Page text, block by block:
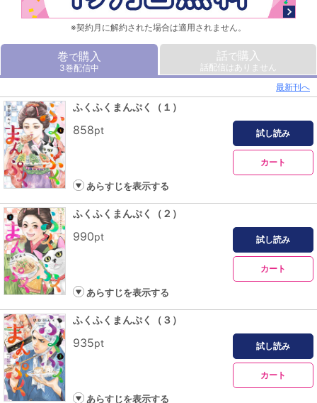
※契約月に解約された場合は適用されません。
巻で購入
3巻配信中
話で購入
話配信はありません
最新刊へ
ふくふくまんぷく（１）
858pt 試し読み
カート
あらすじを表示する
ふくふくまんぷく（２）
990pt 試し読み
カート
あらすじを表示する
ふくふくまんぷく（３）
935pt 試し読み
カート
あらすじを表示する